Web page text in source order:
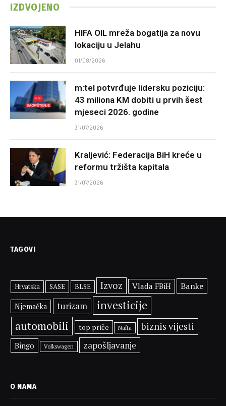
IZDVOJENO
HIFA OIL mreža bogatija za novu
lokaciju u Jelahu
01/08/2026
m:tel potvrđuje lidersku poziciju:
43 miliona KM dobiti u prvih šest
mjeseci 2026. godine
31/07/2026
Kraljević: Federacija BiH kreće u
reformu tržišta kapitala
31/07/2026
TAGOVI
Hrvatska SASE BLSE Izvoz Vlada FBiH Banke
Njemačka turizam
investicije
automobili
top priče Nafta biznis vijesti
Bingo Volkswagen zapošljavanje
O NAMA